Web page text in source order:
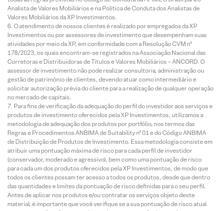
Analista de Valores Mobiliários e na Política de Conduta dos Analistas de
Valores Mobiliários da XP Investimentos.
O atendimento de nossos clientes é realizado por empregados da XP
Investimentos ou por assessores de investimento que desempenham suas
atividades por meio da XP, em conformidade com a Resolução CVM nº
178/2023, os quais encontram-se registrados na Associação Nacional das
Corretoras e Distribuidoras de Títulos e Valores Mobiliários – ANCORD. O
assessor de investimento não pode realizar consultoria, administração ou
gestão de patrimônio de clientes, devendo atuar como intermediário e
solicitar autorização prévia do cliente para a realização de qualquer operação
no mercado de capitais.
Para fins de verificação da adequação do perfil do investidor aos serviços e
produtos de investimento oferecidos pela XP Investimentos, utilizamos a
metodologia de adequação dos produtos por portfólio, nos termos das
Regras e Procedimentos ANBIMA de Suitability nº 01 e do Código ANBIMA
de Distribuição de Produtos de Investimento. Essa metodologia consiste em
atribuir uma pontuação máxima de risco para cada perfil de investidor
(conservador, moderado e agressivo), bem como uma pontuação de risco
para cada um dos produtos oferecidos pela XP Investimentos, de modo que
todos os clientes possam ter acesso a todos os produtos, desde que dentro
das quantidades e limites da pontuação de risco definidas para o seu perfil.
Antes de aplicar nos produtos e/ou contratar os serviços objeto deste
material, é importante que você verifique se a sua pontuação de risco atual